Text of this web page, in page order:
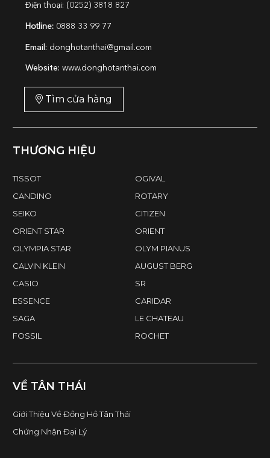
Điện thoại: (0252) 3818 827
Hotline: 0888 33 99 77
Email: donghotanthai@gmail.com
Website: www.donghotanthai.com
Tìm cửa hàng
THƯƠNG HIỆU
TISSOT
OGIVAL
CANDINO
ROTARY
SEIKO
CITIZEN
ORIENT STAR
ORIENT
OLYMPIA STAR
OLYM PIANUS
CALVIN KLEIN
AUGUST BERG
CASIO
SR
ESSENCE
CARIDAR
SAGA
LE CHATEAU
FOSSIL
ROCHET
VỀ TÂN THÁI
Giới Thiệu Về Đồng Hồ Tân Thái
Chứng Nhận Đại Lý